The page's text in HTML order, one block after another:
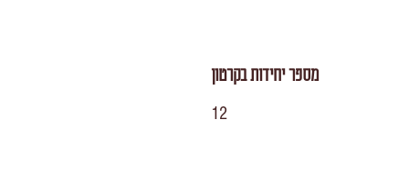
מספר יחידות בקרטון
12